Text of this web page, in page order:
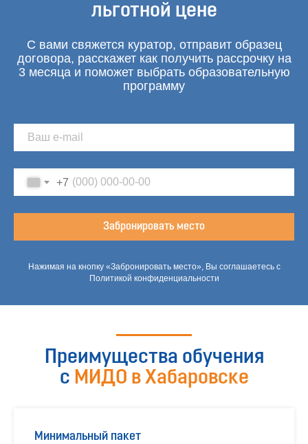
льготной цене
С вами свяжется куратор, отправит образец
договора, расскажет как получить рассрочку на
3 месяца и поможет выбрать образовательную
программу
+7
Забронировать место
Нажимая на кнопку «Забронировать место», Вы соглашаетесь с
Политикой конфиденциальности
Преимущества обучения
с МИДО в Хабаровске
Минимальный пакет